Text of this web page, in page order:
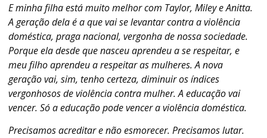
E minha filha está muito melhor com Taylor, Miley e Anitta.
A geração dela é a que vai se levantar contra a violência
doméstica, praga nacional, vergonha de nossa sociedade.
Porque ela desde que nasceu aprendeu a se respeitar, e
meu filho aprendeu a respeitar as mulheres. A nova
geração vai, sim, tenho certeza, diminuir os índices
vergonhosos de violência contra mulher. A educação vai
vencer. Só a educação pode vencer a violência doméstica.
Precisamos acreditar e não esmorecer. Precisamos lutar.